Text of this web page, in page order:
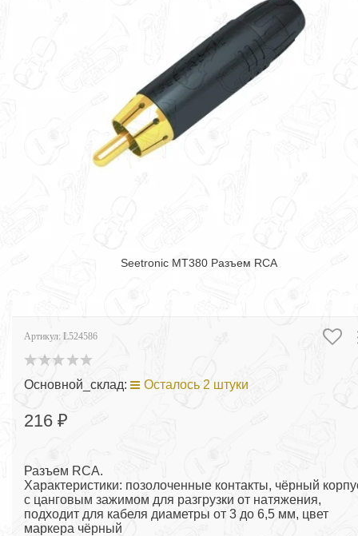
Seetronic MT380 Разъем RCA
Артикул: L524586
Основной_склад: Осталось 2 штуки
216 ₽
Разъем RCA.
Характеристики: позолоченные контакты, чёрный
с цанговым зажимом для разгрузки от натяжения,
подходит для кабеля диаметры от 3 до 6,5 мм, цвет
маркера чёрный